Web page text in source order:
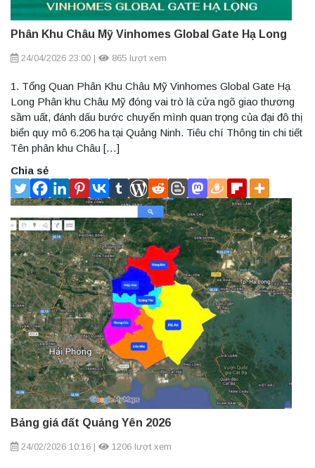
Phân Khu Châu Mỹ Vinhomes Global Gate Hạ Long
24/04/2026 23:00 | 865 lượt xem
1. Tổng Quan Phân Khu Châu Mỹ Vinhomes Global Gate Hạ
Long Phân khu Châu Mỹ đóng vai trò là cửa ngõ giao thương
sầm uất, đánh dấu bước chuyển mình quan trọng của đại đô thị
biển quy mô 6.206 ha tại Quảng Ninh. Tiêu chí Thông tin chi tiết
Tên phân khu Châu […]
Chia sẻ
Bảng giá đất Quảng Yên 2026
24/02/2026 10:16 | 1206 lượt xem